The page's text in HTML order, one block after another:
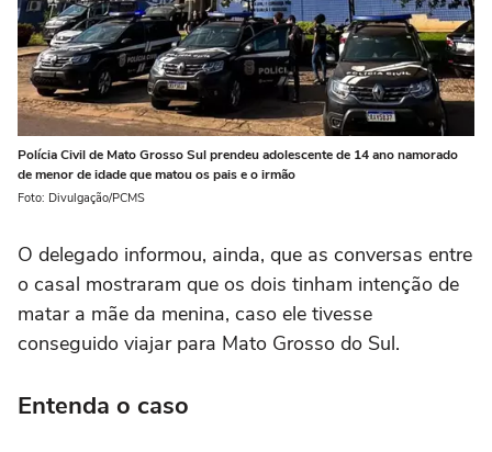
Polícia Civil de Mato Grosso Sul prendeu adolescente de 14 ano namorado
de menor de idade que matou os pais e o irmão
Foto: Divulgação/PCMS
O delegado informou, ainda, que as conversas entre
o casal mostraram que os dois tinham intenção de
matar a mãe da menina, caso ele tivesse
conseguido viajar para Mato Grosso do Sul.
Entenda o caso